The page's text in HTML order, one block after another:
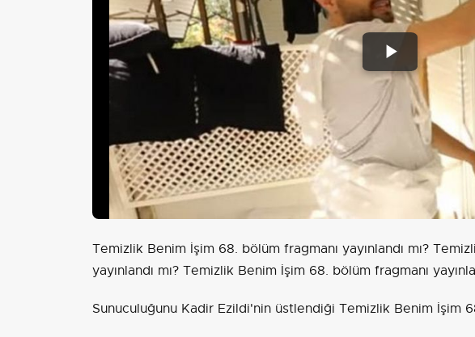
Play
Video
Temizlik Benim İşim 68. bölüm fragmanı yayınlandı mı?
yayınlandı mı? Temizlik Benim İşim 68. bölüm fragmanı
Sunuculuğunu Kadir Ezildi'nin üstlendiği Temizlik Benim İşim